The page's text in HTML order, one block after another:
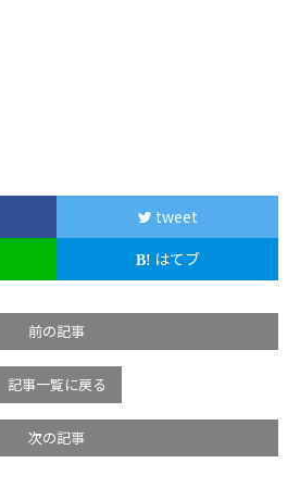
tweet
はてブ
前の記事
記事一覧に戻る
次の記事